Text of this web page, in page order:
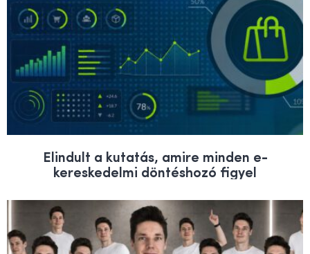
Elindult a kutatás, amire minden e-
kereskedelmi döntéshozó figyel